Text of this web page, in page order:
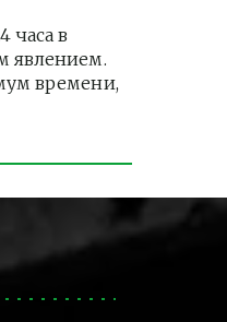
часа в
явлением.
времени,